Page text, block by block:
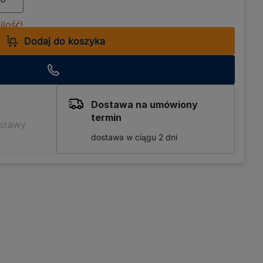
Dodaj do koszyka
Dostawa na umówiony
termin
dostawa w ciągu 2 dni
trwałego rozwiązania